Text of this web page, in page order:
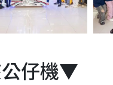
仔機▼